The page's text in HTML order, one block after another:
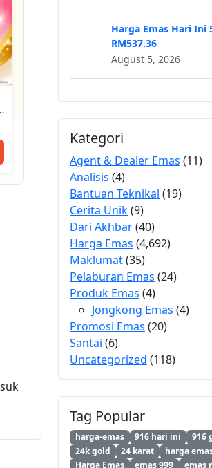
Harga Emas Hari Ini
RM537.36
August 5, 2026
Kategori
Agent & Dealer Emas (11)
Analisis (4)
Bantuan Teknikal (19)
Cerita Unik(9)
Dari Akhbar(40)
Harga Emas (4,692)
Maklumat(35)
Pelaburan Emas (24)
Produk Emas (4)
Jongkong Emas (4)
Promosi Emas (20)
Santai (6)
Uncategorized (118)
Tag Popular
harga-emas 916 hari ini 916
24k gold
24 karat
harga
Harga Emas
emas 999
emas